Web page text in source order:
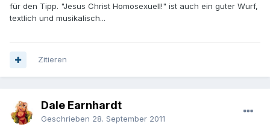
für den Tipp. "Jesus Christ Homosexuell!" ist auch ein guter Wurf,
textlich und musikalisch...
Zitieren
Dale Earnhardt
Geschrieben 28. September 2011